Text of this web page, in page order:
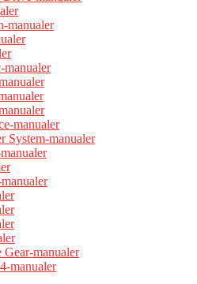
manualer
manualer
manualer
System-manualer
Gear-manualer
manualer